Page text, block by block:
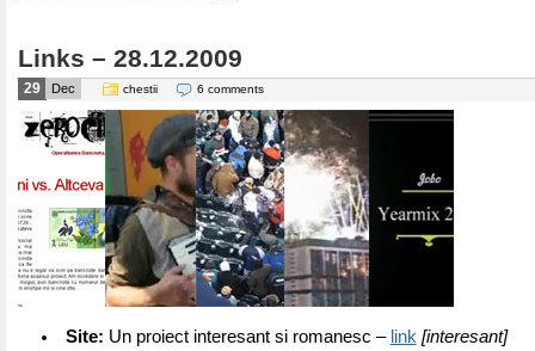
Links – 28.12.2009
29 Dec chestii 6 comments
Site: Un proiect interesant si romanesc – link [interesant]